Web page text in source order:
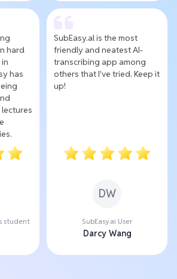
hard
has
student
SubEasy.al is the most
friendly and neatest AI-
transcribing app among
others that I've tried. Keep it
up!
DW
SubEasy.ai User
Darcy Wang